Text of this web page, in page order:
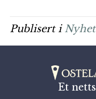
Publisert i
Et